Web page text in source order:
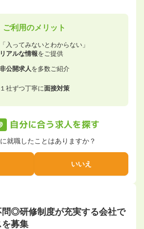
ご利用のメリット
「入ってみないとわからない」
リアルな情報をご提供
非公開求人を多数ご紹介
１社ずつ丁寧に面接対策
自分に合う求人を探す
就職したことはありますか？
いいえ
問◎研修制度が充実する会社で
募集